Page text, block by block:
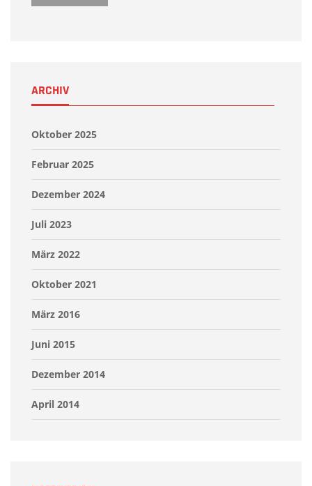
ARCHIV
Oktober 2025
Februar 2025
Dezember 2024
Juli 2023
März 2022
Oktober 2021
März 2016
Juni 2015
Dezember 2014
April 2014